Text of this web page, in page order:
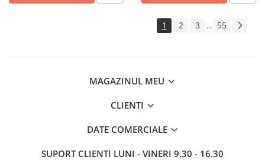
1 2 3 ... 55
MAGAZINUL MEU
CLIENTI
DATE COMERCIALE
SUPORT CLIENTI LUNI - VINERI 9.30 - 16.30